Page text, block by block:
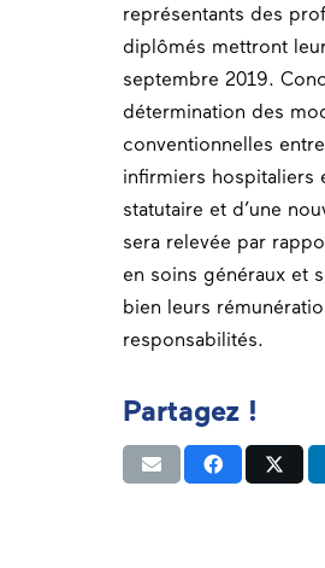
représentants des
diplômés mettront
septembre 2019.
détermination des
conventionnelles
infirmiers hospitaliers
statutaire et d’une
sera relevée par
en soins généraux et
bien leurs
responsabilités.
Partagez !